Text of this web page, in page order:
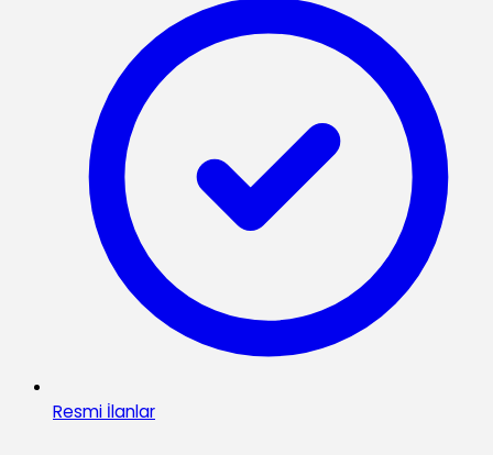
Resmi İlanlar